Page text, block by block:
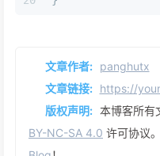
文章作者: panghutx
文章链接: https://
版权声明: 本博客所有
BY-NC-SA 4.0 许可协议